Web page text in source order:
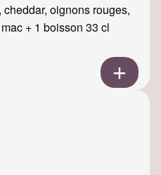
oignons rouges,
+ 1 boisson 33 cl